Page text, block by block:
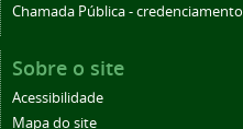
Chamada Pública - credenciamento
Sobre o site
Acessibilidade
Mapa do site